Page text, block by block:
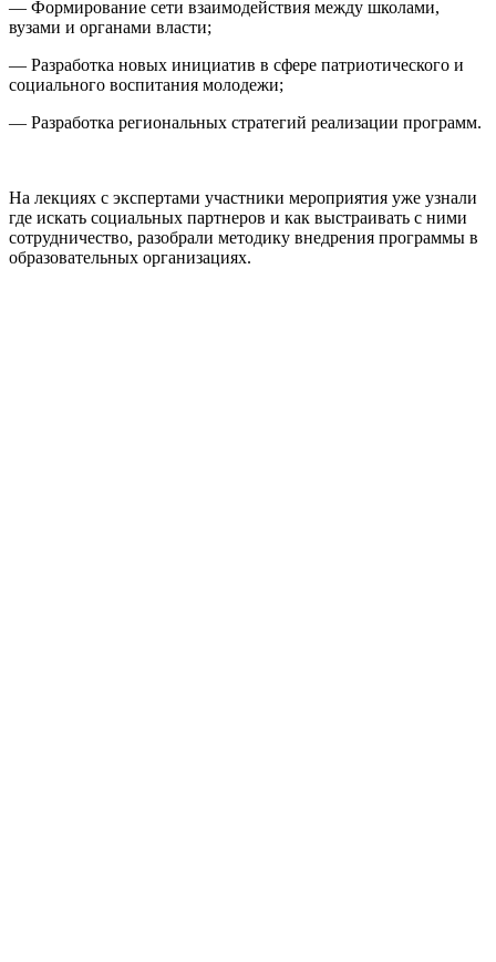
— Формирование сети взаимодействия между школами,
вузами и органами власти;
— Разработка новых инициатив в сфере патриотического и
социального воспитания молодежи;
— Разработка региональных стратегий реализации программ.
На лекциях с экспертами участники мероприятия уже узнали
где искать социальных партнеров и как выстраивать с ними
сотрудничество, разобрали методику внедрения программы в
образовательных организациях.